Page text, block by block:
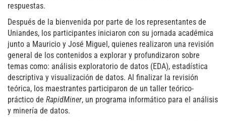
respuestas.
Después de la bienvenida por parte de los representantes de
Uniandes, los participantes iniciaron con su jornada académica
junto a Mauricio y José Miguel, quienes realizaron una revisión
general de los contenidos a explorar y profundizaron sobre
temas como: análisis exploratorio de datos (EDA), estadística
descriptiva y visualización de datos. Al finalizar la revisión
teórica, los maestrantes participaron de un taller teórico-
práctico de RapidMiner, un programa informático para el análisis
y minería de datos.